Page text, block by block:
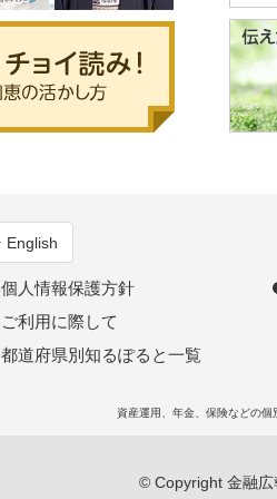
English
個人情報保護方針
ご利用に際して
都道府県別知るぽると一覧
資産運用、年金、保険などの
© Copyright 金融広